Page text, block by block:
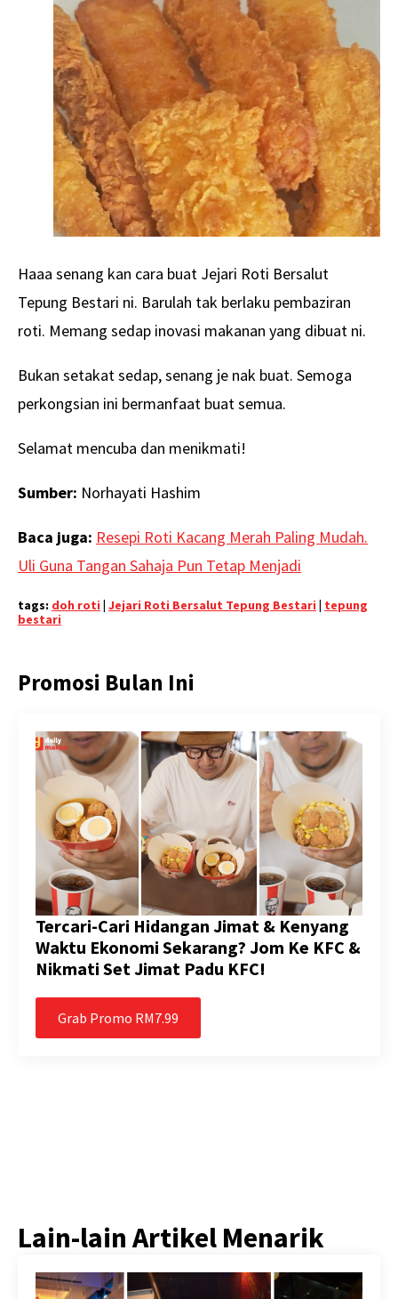
Haaa senang kan cara buat Jejari Roti Bersalut
Tepung Bestari ni. Barulah tak berlaku pembaziran
roti. Memang sedap inovasi makanan yang dibuat ni.
Bukan setakat sedap, senang je nak buat. Semoga
perkongsian ini bermanfaat buat semua.
Selamat mencuba dan menikmati!
Sumber: Norhayati Hashim
Baca juga: Resepi Roti Kacang Merah Paling Mudah.
Uli Guna Tangan Sahaja Pun Tetap Menjadi
tags: doh roti | Jejari Roti Bersalut Tepung Bestari | tepung
bestari
Promosi Bulan Ini
Tercari-Cari Hidangan Jimat & Kenyang
Waktu Ekonomi Sekarang? Jom Ke KFC &
Nikmati Set Jimat Padu KFC!
Grab Promo RM7.99
Lain-lain Artikel Menarik